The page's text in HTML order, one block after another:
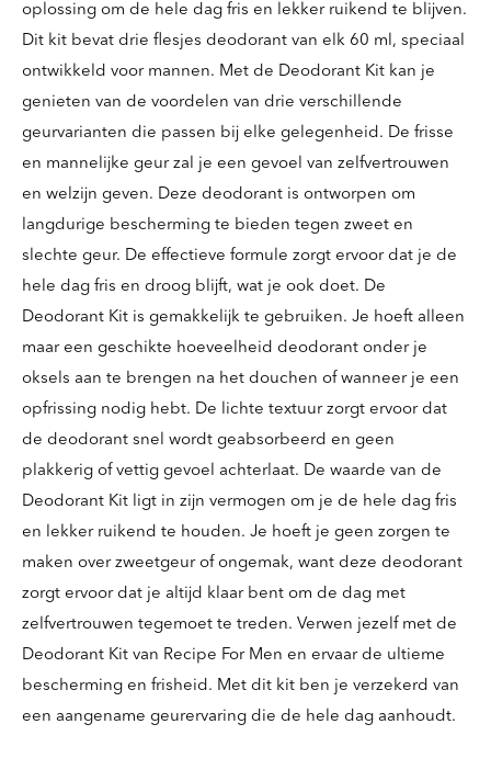
oplossing om de hele dag fris en lekker ruikend te blijven.
Dit kit bevat drie flesjes deodorant van elk 60 ml, speciaal
ontwikkeld voor mannen. Met de Deodorant Kit kan je
genieten van de voordelen van drie verschillende
geurvarianten die passen bij elke gelegenheid. De frisse
en mannelijke geur zal je een gevoel van zelfvertrouwen
en welzijn geven. Deze deodorant is ontworpen om
langdurige bescherming te bieden tegen zweet en
slechte geur. De effectieve formule zorgt ervoor dat je de
hele dag fris en droog blijft, wat je ook doet. De
Deodorant Kit is gemakkelijk te gebruiken. Je hoeft alleen
maar een geschikte hoeveelheid deodorant onder je
oksels aan te brengen na het douchen of wanneer je een
opfrissing nodig hebt. De lichte textuur zorgt ervoor dat
de deodorant snel wordt geabsorbeerd en geen
plakkerig of vettig gevoel achterlaat. De waarde van de
Deodorant Kit ligt in zijn vermogen om je de hele dag fris
en lekker ruikend te houden. Je hoeft je geen zorgen te
maken over zweetgeur of ongemak, want deze deodorant
zorgt ervoor dat je altijd klaar bent om de dag met
zelfvertrouwen tegemoet te treden. Verwen jezelf met de
Deodorant Kit van Recipe For Men en ervaar de ultieme
bescherming en frisheid. Met dit kit ben je verzekerd van
een aangename geurervaring die de hele dag aanhoudt.